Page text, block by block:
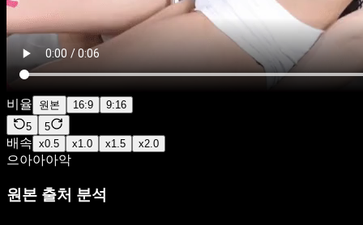
비율 원본 16:9
9:16
5
5
배속 x0.5 x1.0 x1.5 x2.0
으아아아악
원본 출처 분석